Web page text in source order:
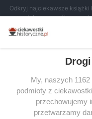
Odkryj najciekawsze
powstała we współpracy z
miłośników literatury w
tytułów
SERWIS
SPOŁECZNOŚĆ
My, naszych
podmioty z
przechowujemy
przetwarzamy